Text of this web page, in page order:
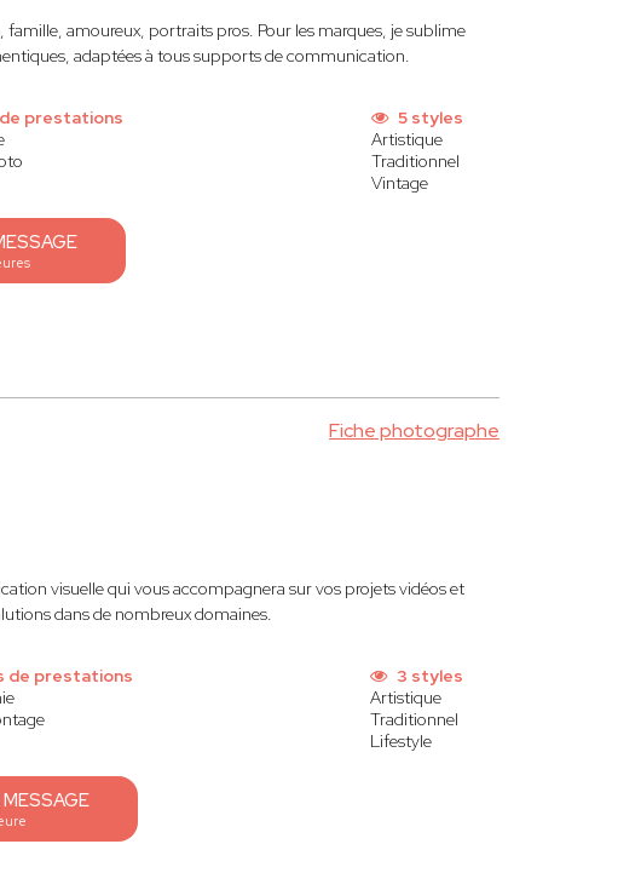
amoureux, portraits pros. Pour les marques, je sublime
adaptées à tous supports de communication.
prestations
5 styles
Artistique
Traditionnel
Vintage
Fiche photographe
visuelle qui vous accompagnera sur vos projets vidéos et
dans de nombreux domaines.
de prestations
3 styles
Artistique
Traditionnel
Lifestyle